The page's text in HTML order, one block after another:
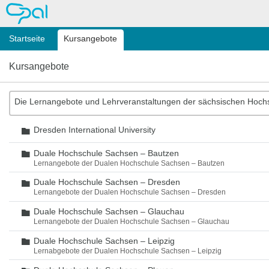
OPAL
Startseite Kursangebote
Kursangebote
Die Lernangebote und Lehrveranstaltungen der sächsischen
Ordner
Dresden International University
Ordner
Duale Hochschule Sachsen – Bautzen
Lernangebote der Dualen Hochschule Sachsen – Bautzen
Ordner
Duale Hochschule Sachsen – Dresden
Lernangebote der Dualen Hochschule Sachsen – Dresden
Ordner
Duale Hochschule Sachsen – Glauchau
Lernangebote der Dualen Hochschule Sachsen – Glauchau
Ordner
Duale Hochschule Sachsen – Leipzig
Lernabgebote der Dualen Hochschule Sachsen – Leipzig